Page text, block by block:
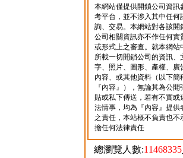
本網站僅提供開鎖公司資訊
考平台，並不涉入其中任何
詢、交易。本網站對各該開
公司相關資訊亦不作任何實
或形式上之審查。就本網站
所載一切開鎖公司的資訊、
字、照片、圖形、產權、廣
內容、或其他資料（以下簡
『內容』），無論其為公開
貼或私下傳送，若有不實或
法情事，均為『內容』提供
之責任，本站概不負責也不
擔任何法律責任
總瀏覽人數:11468335